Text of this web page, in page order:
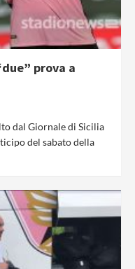
prova a
dal Giornale di Sicilia
del sabato della